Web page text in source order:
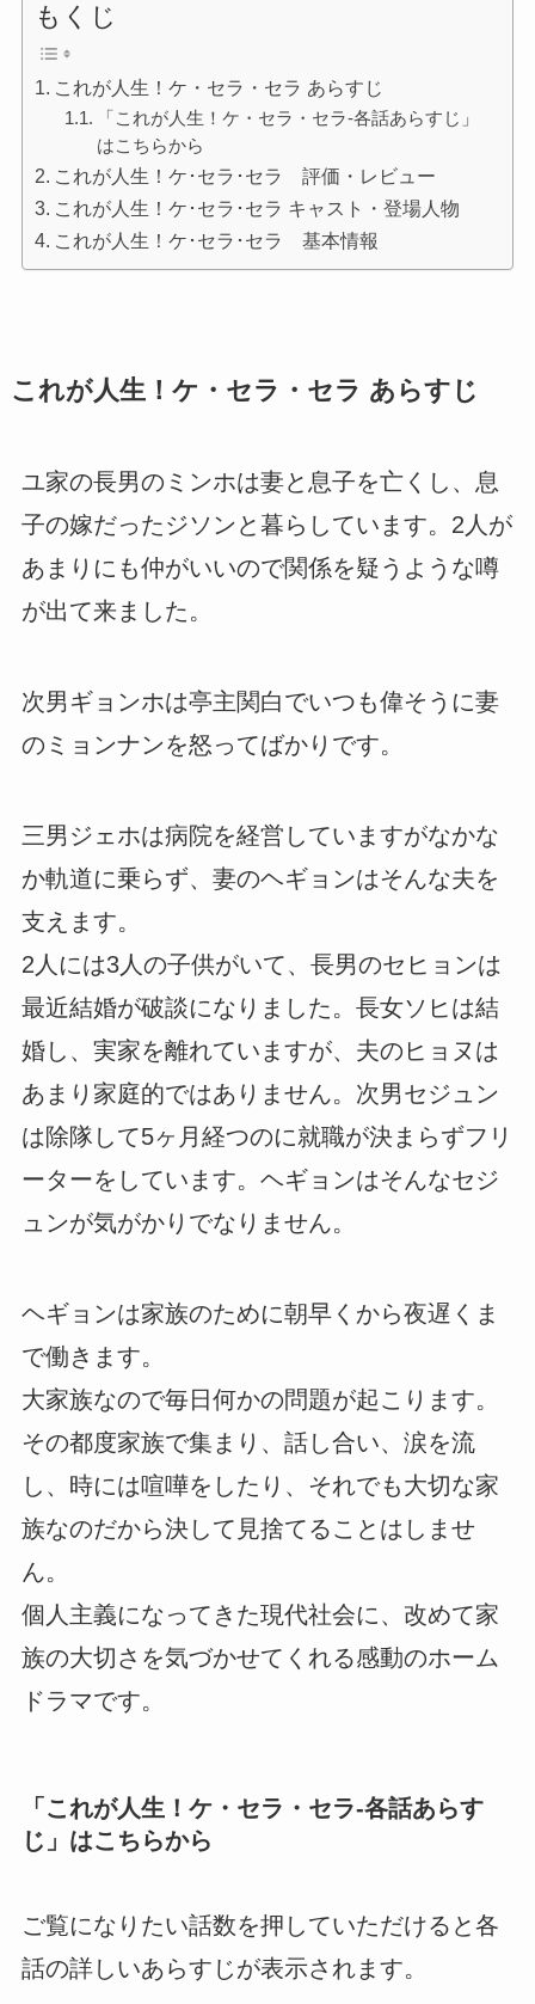
もくじ
これが人生！ケ・セラ・セラ あらすじ
「これが人生！ケ・セラ・セラ-各話あらすじ」
はこちらから
これが人生！ケ･セラ･セラ 評価・レビュー
これが人生！ケ･セラ･セラ キャスト・登場人物
これが人生！ケ･セラ･セラ 基本情報
これが人生！ケ・セラ・セラ あらすじ
ユ家の長男のミンホは妻と息子を亡くし、息
子の嫁だったジソンと暮らしています。2人が
あまりにも仲がいいので関係を疑うような噂
が出て来ました。
次男ギョンホは亭主関白でいつも偉そうに妻
のミョンナンを怒ってばかりです。
三男ジェホは病院を経営していますがなかな
か軌道に乗らず、妻のヘギョンはそんな夫を
支えます。
2人には3人の子供がいて、長男のセヒョンは
最近結婚が破談になりました。長女ソヒは結
婚し、実家を離れていますが、夫のヒョヌは
あまり家庭的ではありません。次男セジュン
は除隊して5ヶ月経つのに就職が決まらずフリ
ーターをしています。ヘギョンはそんなセジ
ュンが気がかりでなりません。
ヘギョンは家族のために朝早くから夜遅くま
で働きます。
大家族なので毎日何かの問題が起こります。
その都度家族で集まり、話し合い、涙を流
し、時には喧嘩をしたり、それでも大切な家
族なのだから決して見捨てることはしませ
ん。
個人主義になってきた現代社会に、改めて家
族の大切さを気づかせてくれる感動のホーム
ドラマです。
「 これが人生！ケ・セラ・セラ-各話あらす
じ 」はこちらから
ご覧になりたい話数を押していただけると各
話の詳しいあらすじが表示されます。